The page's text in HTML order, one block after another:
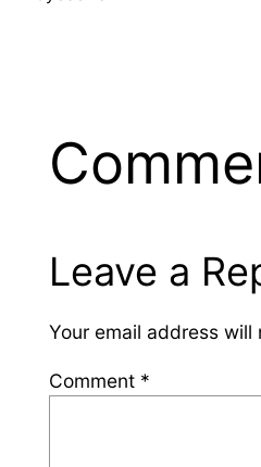
Leave a
Your email address
Comment *